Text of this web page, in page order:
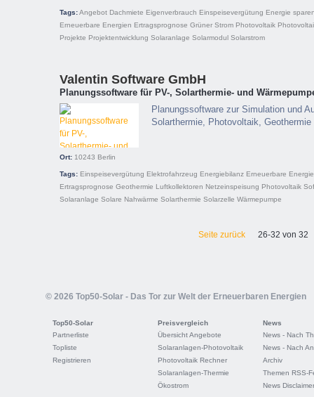
Tags:Angebot Dachmiete Eigenverbrauch Einspeisevergütung Energie
Erneuerbare Energien Ertragsprognose Grüner Strom Photovoltaik
Projekte Projektentwicklung Solaranlage Solarmodul Solarstrom
Valentin Software GmbH
Planungssoftware für PV-, Solarthermie- und
Planungssoftware zur Simulation und
Solarthermie, Photovoltaik,
Ort: 10243 Berlin
Tags: Einspeisevergütung Elektrofahrzeug Energiebilanz Erneuerbare
Ertragsprognose Geothermie Luftkollektoren Netzeinspeisung Photovoltaik
Solaranlage Solare Nahwärme Solarthermie Solarzelle Wärmepumpe
Seite zurück 26-32 von 32
© 2026 Top50-Solar - Das Tor zur Welt der Erneuerbaren Energien
Top50-Solar
Partnerliste
Topliste
Registrieren
Preisvergleich
Übersicht Angebote
Solaranlagen-Photovoltaik
Photovoltaik Rechner
Solaranlagen-Thermie
Ökostrom
News
News - Nach
News - Nach
Archiv
Themen RSS-
News Disclaimer